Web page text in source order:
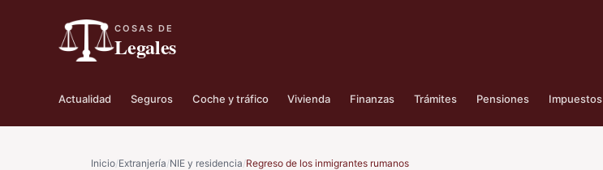
COSAS DE
Legales
Actualidad Seguros Coche y tráfico Vivienda Finanzas Trámites Pensiones Impuestos
Inicio/Extranjería/NIE y residencia/Regreso de los inmigrantes rumanos